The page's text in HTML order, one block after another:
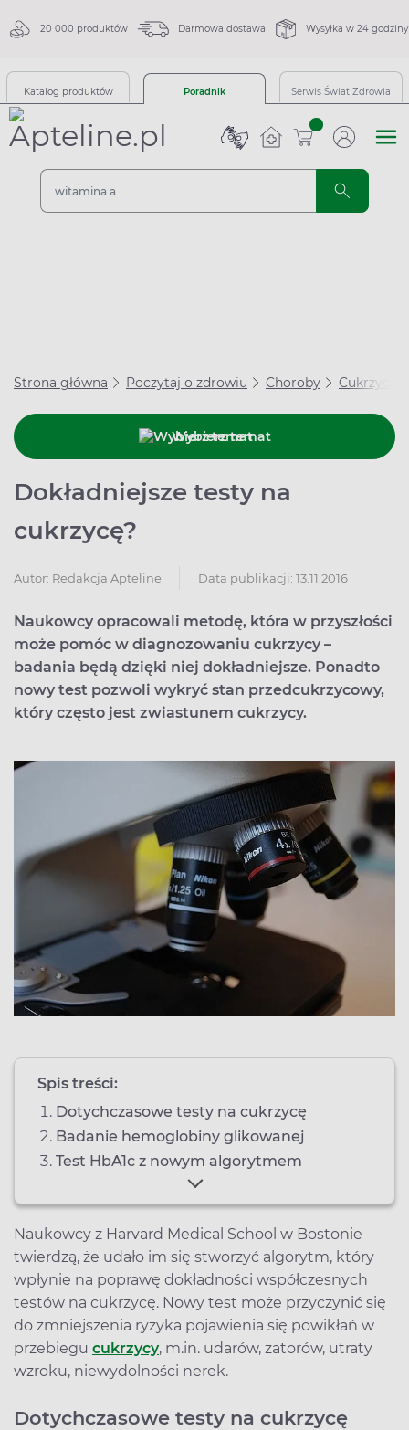
20 000 produktów Darmowa dostawa Wysyłka w 24 godziny
Katalog produktów Poradnik Serwis Świat Zdrowia
sztuk
Strona główna Poczytaj o zdrowiu Choroby Cukrzyca
Wybierz temat
Dokładniejsze testy na
cukrzycę?
Autor: Redakcja Apteline Data publikacji: 13.11.2016
Naukowcy opracowali metodę, która w przyszłości
może pomóc w diagnozowaniu cukrzycy –
badania będą dzięki niej dokładniejsze. Ponadto
nowy test pozwoli wykryć stan przedcukrzycowy,
który często jest zwiastunem cukrzycy.
Spis treści:
Dotychczasowe testy na cukrzycę
Badanie hemoglobiny glikowanej
Test HbA1c z nowym algorytmem
Naukowcy z Harvard Medical School w Bostonie
twierdzą, że udało im się stworzyć algorytm, który
wpłynie na poprawę dokładności współczesnych
testów na cukrzycę. Nowy test może przyczynić się
do zmniejszenia ryzyka pojawienia się powikłań w
przebiegu cukrzycy, m.in. udarów, zatorów, utraty
wzroku, niewydolności nerek.
Dotychczasowe testy na cukrzycę